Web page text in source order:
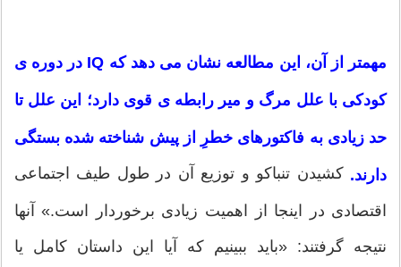
مهمتر از آن، این مطالعه نشان می دهد که IQ در دوره ی
کودکی با علل مرگ و میر رابطه ی قوی دارد؛ این علل تا
حد زیادی به فاکتورهای خطرِ از پیش شناخته شده بستگی
دارند. کشیدن تنباکو و توزیع آن در طول طیف اجتماعی
اقتصادی در اینجا از اهمیت زیادی برخوردار است.» آنها
نتیجه گرفتند: «باید ببینیم که آیا این داستان کامل یا